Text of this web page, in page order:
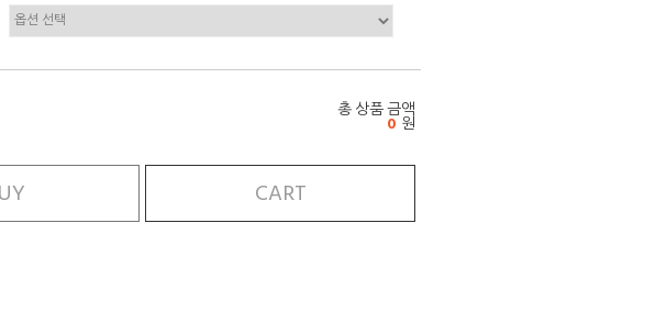
총 상품 금액
0 원
CART